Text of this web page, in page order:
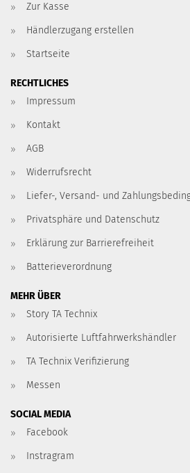
Zur Kasse
Händlerzugang erstellen
Startseite
RECHTLICHES
Impressum
Kontakt
AGB
Widerrufsrecht
Liefer-, Versand- und
Privatsphäre und Datenschutz
Erklärung zur Barrierefreiheit
Batterieverordnung
MEHR ÜBER
Story TA Technix
Autorisierte Luftfahrwerkshändler
TA Technix Verifizierung
Messen
SOCIAL MEDIA
Facebook
Instragram